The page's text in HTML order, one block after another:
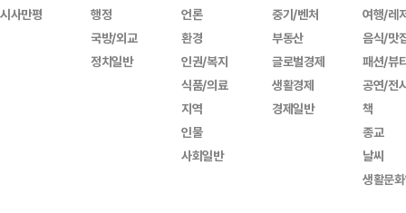
시사만평
행정
국방/외교
정치일반
언론
환경
인권/복지
식품/의료
지역
인물
사회일반
중기/벤처
부동산
글로벌경제
생활경제
경제일반
여행/레
음식/맛
패션/뷰
공연/전
책
종교
날씨
생활문